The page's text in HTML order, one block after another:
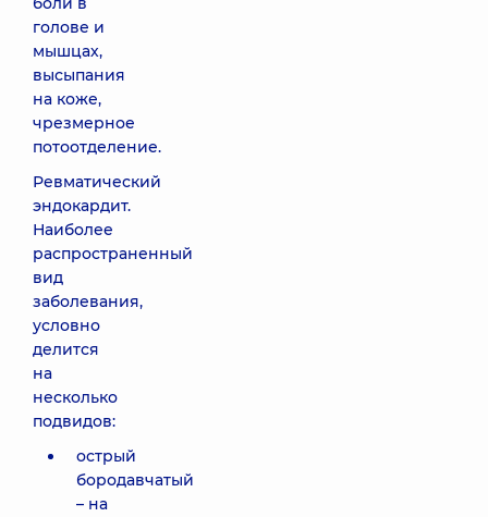
голове и
мышцах,
высыпания
на коже,
чрезмерное
потоотделение.
Ревматический
эндокардит.
Наиболее
распространенный
вид
заболевания,
условно
делится
на
несколько
подвидов:
острый
бородавчатый
– на